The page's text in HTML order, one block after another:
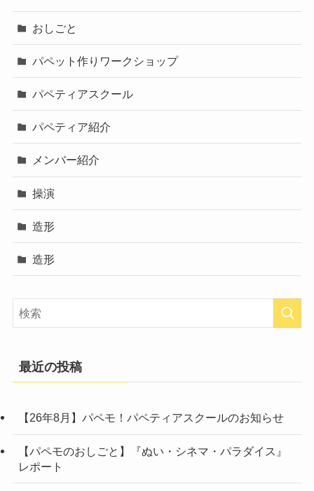
おしごと
パペット作りワークショップ
パペティアスクール
パペティア紹介
メンバー紹介
操演
造形
造形
最近の投稿
【26年8月】パペモ！パペティアスクールのお知らせ
【パペモのおしごと】『ぬい・シネマ・パラダイス』
レポート